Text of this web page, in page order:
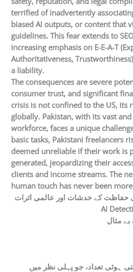
terrified of inadvertently
biased AI outputs, or content that
guidelines. This fear extends to
increasing emphasis on E-E-A-T
Authoritativeness,
a liability.
The consequences are severe
consumer trust, and significant
crisis is not confined to the US, its
globally. Pakistan, with its vast
workforce, faces a unique
basic tasks, Pakistani freelancers
deemed unreliable if their work is
generated, jeopardizing their
clients and income streams. The
human touch has never been
حفاظت کے خدشات اور عالمی اثرات
AI
بے مثال
ہوئی تعداد، جو پہلی نظر میں